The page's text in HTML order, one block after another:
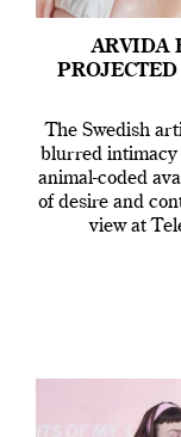
ARVIDA
The Swedish
blurred intimacy
animal-coded
of desire and
view at